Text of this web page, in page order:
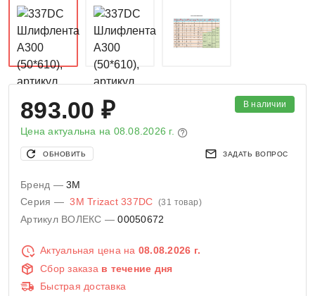
В наличии
893.00 ₽
Цена актуальна на 08.08.2026 г.
ОБНОВИТЬ ЗАДАТЬ ВОПРОС
Бренд — 3M
Серия — 3M Trizact 337DC (31 товар)
Артикул ВОЛЕКС —00050672
Актуальная цена на 08.08.2026 г.
Сбор заказа в течение дня
Быстрая доставка